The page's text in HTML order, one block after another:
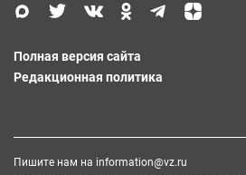
Полная версия сайта
Редакционная политика
Пишите нам на information@vz.ru